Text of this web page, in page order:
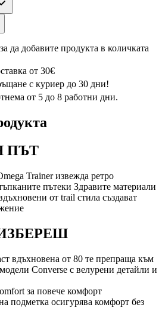
да добавите продукта в количката
от 30€
с куриер до 30 дни!
от 5 до 8 работни дни.
ПЪТ
Trainer извежда ретро
пътеки Здравите материали
от trail стила създават
вдъхновена от 80 те препраща към
Converse с велурени детайли и
за повече комфорт
подметка осигурява комфорт без